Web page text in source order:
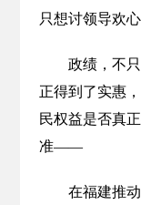
只想讨领导欢
政绩，不
正得到了实惠
民权益是否真
准——
在福建推